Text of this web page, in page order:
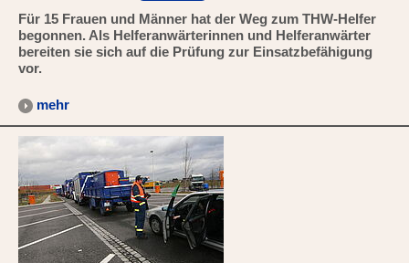
Für 15 Frauen und Männer hat der Weg zum THW-Helfer
begonnen. Als Helferanwärterinnen und Helferanwärter
bereiten sie sich auf die Prüfung zur Einsatzbefähigung
vor.
mehr